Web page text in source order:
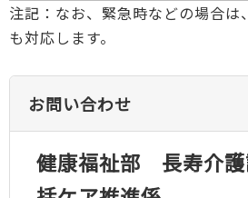
注記：なお、緊急時などの場合は
も対応します。
お問い合わせ
健康福祉部 長寿介